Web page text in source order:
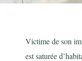
Victime de son
est saturée